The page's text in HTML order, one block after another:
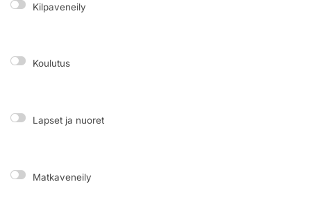
Kilpaveneily
Koulutus
Lapset ja nuoret
Matkaveneily